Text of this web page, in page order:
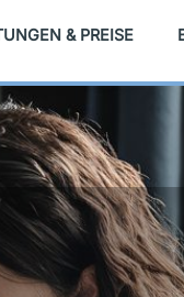
& PREISE